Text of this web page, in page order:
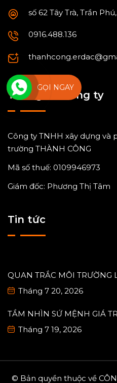
số 62 Tây Trà, Trần
0916.488.136
Thông tin công ty
Công ty TNHH xây dựng và
trường THÀNH CÔNG
Mã số thuế: 0109946973
Giám đốc: Phương Thị Tâm
Tin tức
QUAN TRẮC MÔI TRƯỜNG
Tháng 7 20, 2026
TẦM NHÌN SỨ MỆNH GIÁ
Tháng 7 19, 2026
© Bản quyền thuộc về
GỌI NGAY